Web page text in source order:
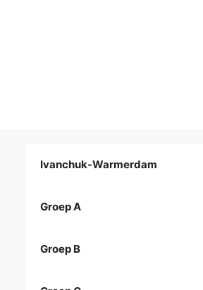
Ivanchuk-Warmerdam
Groep A
Groep B